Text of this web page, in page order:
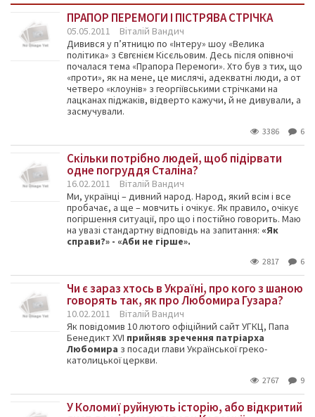
ПРАПОР ПЕРЕМОГИ І ПІСТРЯВА СТРІЧКА
05.05.2011
Віталій Вандич
Дивився у п’ятницю по «Інтеру» шоу «Велика
політика» з Євгєнієм Кісєльовим. Десь після опівночі
почалася тема «Прапора Перемоги». Хто був з тих, що
«проти», як на мене, це мислячі, адекватні люди, а от
четверо «клоунів» з георгіївськими стрічками на
лацканах піджаків, відверто кажучи, й не дивували, а
засмучували.
3386 6
Скільки потрібно людей, щоб підірвати
одне погруддя Сталіна?
16.02.2011
Віталій Вандич
Ми, українці – дивний народ. Народ, який всім і все
пробачає, а ще – мовчить і очікує. Як правило, очікує
погіршення ситуації, про що і постійно говорить. Маю
на увазі стандартну відповідь на запитання: «Як
справи?» - «Аби не гірше».
2817 6
Чи є зараз хтось в Україні, про кого з шаною
говорять так, як про Любомира Гузара?
10.02.2011
Віталій Вандич
Як повідомив 10 лютого офіційний сайт УГКЦ, Папа
Бенедикт XVI прийняв зречення патріарха
Любомира з посади глави Української греко-
католицької церкви.
2767 9
У Коломиї руйнують історію, або відкритий